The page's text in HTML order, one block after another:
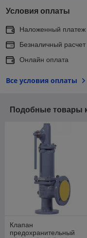
Условия оплаты
Наложенный платеж
Безналичный расчет
Онлайн оплата
Все условия оплаты
Подобные товары
Клапан
предохранительный